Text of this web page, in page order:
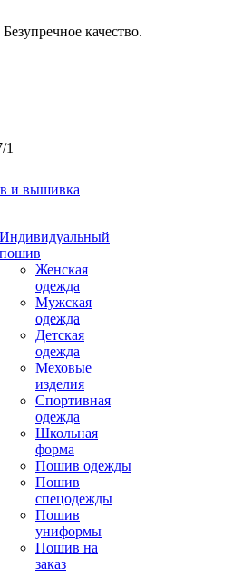
качество.
1
и вышивка
Индивидуальный
пошив
Женская
одежда
Мужская
одежда
Детская
одежда
Меховые
изделия
Спортивная
одежда
Школьная
форма
Пошив одежды
Пошив
спецодежды
Пошив
униформы
Пошив на
заказ